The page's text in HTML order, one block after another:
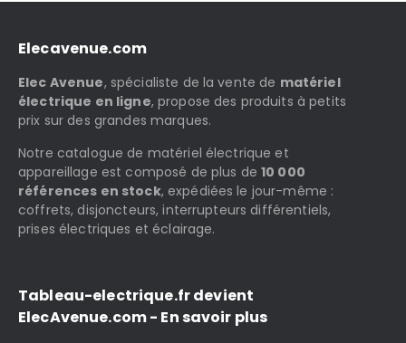
Elecavenue.com
Elec Avenue, spécialiste de la vente de matériel
électrique en ligne, propose des produits à petits
prix sur des grandes marques.
Notre catalogue de matériel électrique et
appareillage est composé de plus de10 000
références en stock, expédiées le jour-même :
coffrets, disjoncteurs, interrupteurs différentiels,
prises électriques et éclairage.
Tableau-electrique.fr devient
ElecAvenue.com - En savoir plus